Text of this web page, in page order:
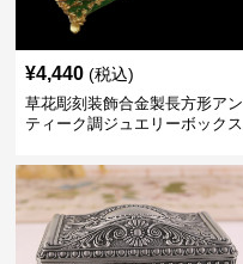
¥4,440 (税込)
草花彫刻装飾合金製長方形アン
ティーク調ジュエリーボックス